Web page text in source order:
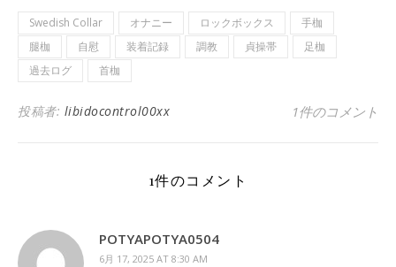
Swedish Collar オナニー ロックボックス
手枷
腿枷
自慰 装着記録 調教 貞操帯
足枷
過去ログ
首枷
投稿者: libidocontrol00xx 1件のコメント
1件のコメント
POTYAPOTYA0504
6月 17, 2025 AT 8:30 AM